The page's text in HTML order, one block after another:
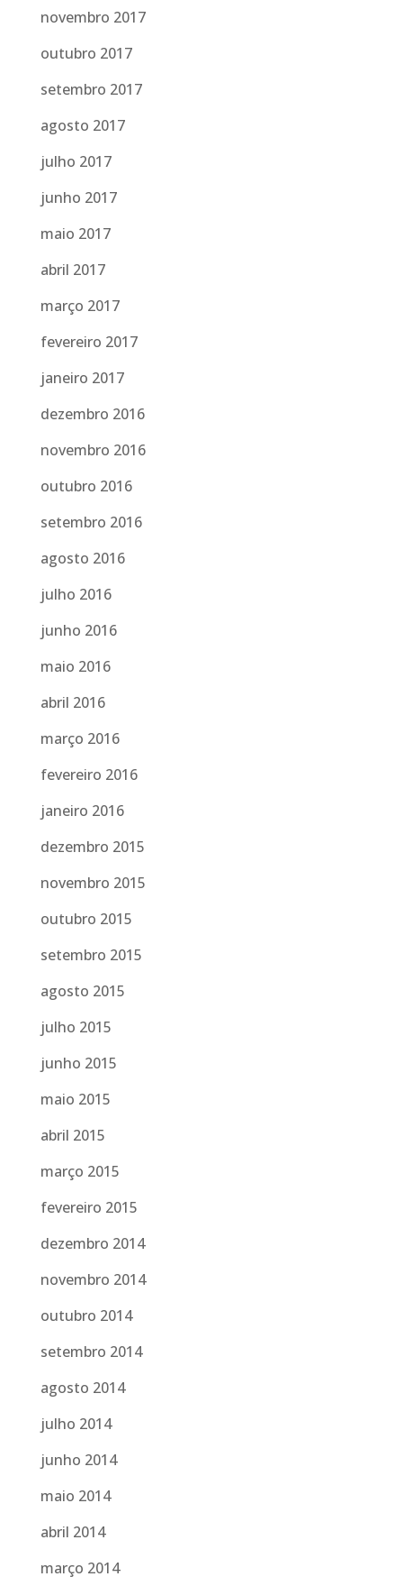
novembro 2017
outubro 2017
setembro 2017
agosto 2017
julho 2017
junho 2017
maio 2017
abril 2017
março 2017
fevereiro 2017
janeiro 2017
dezembro 2016
novembro 2016
outubro 2016
setembro 2016
agosto 2016
julho 2016
junho 2016
maio 2016
abril 2016
março 2016
fevereiro 2016
janeiro 2016
dezembro 2015
novembro 2015
outubro 2015
setembro 2015
agosto 2015
julho 2015
junho 2015
maio 2015
abril 2015
março 2015
fevereiro 2015
dezembro 2014
novembro 2014
outubro 2014
setembro 2014
agosto 2014
julho 2014
junho 2014
maio 2014
abril 2014
março 2014